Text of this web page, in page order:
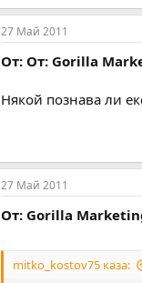
27 Май 2011
От: От: Gorilla
Някой познава ли
27 Май 2011
От: Gorilla
mitko_kostov75 каза: